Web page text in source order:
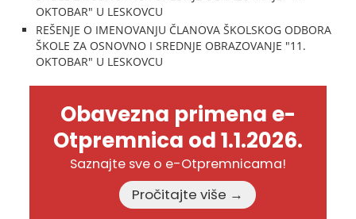
OKTOBAR" U LESKOVCU
REŠENJE O IMENOVANJU ČLANOVA ŠKOLSKOG ODBORA
ŠKOLE ZA OSNOVNO I SREDNJE OBRAZOVANJE "11.
OKTOBAR" U LESKOVCU
Obavezna primena e-
Otpremnica od 1.1.2026.
Saznajte sve o e-Otpremnicama!
Pročitajte više →